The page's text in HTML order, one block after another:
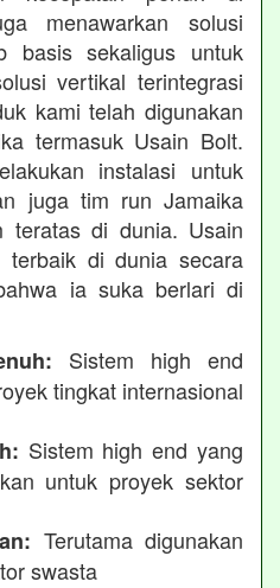
menawarkan solusi
basis sekaligus untuk
vertikal terintegrasi
kami telah digunakan
termasuk Usain Bolt.
instalasi untuk
juga tim run Jamaika
teratas di dunia. Usain
di dunia secara
ia suka berlari di
Sistem high end
tingkat internasional
Sistem high end yang
untuk proyek sektor
Terutama digunakan
swasta